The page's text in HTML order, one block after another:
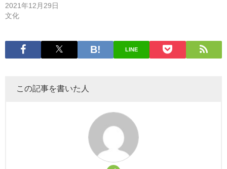
2021年12月29日
文化
LINE
この記事を書いた人